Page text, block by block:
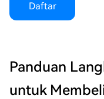
Daftar
Panduan
untuk